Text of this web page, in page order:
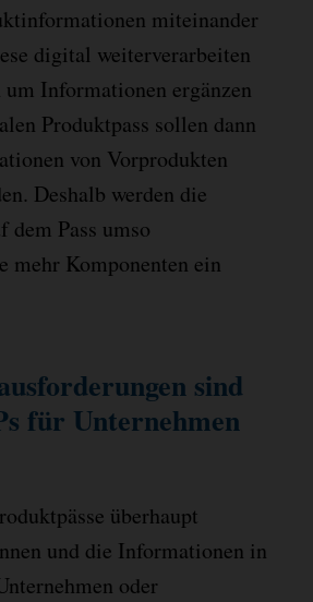
miteinander
digital weiterverarbeiten
um Informationen ergänzen
Produktpass sollen dann
von Vorprodukten
Deshalb werden die
dem Pass umso
mehr Komponenten ein
sind
für Unternehmen
überhaupt
und die Informationen in
oder